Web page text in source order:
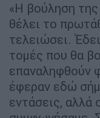
«Η βούληση της
θέλει το
τελειώσει.
τομές που θα
επαναληφθούν
έφεραν εδώ
εντάσεις, αλλά